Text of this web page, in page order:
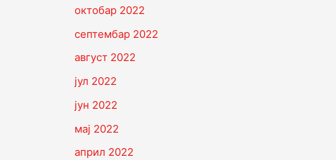
октобар 2022
септембар 2022
август 2022
јул 2022
јун 2022
мај 2022
април 2022